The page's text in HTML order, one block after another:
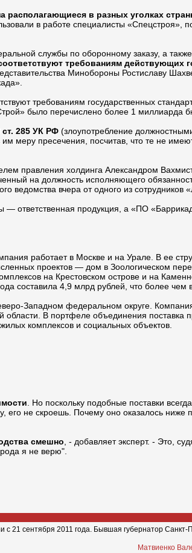
располагающиеся в разных уголках
в работе специалисты «Спецстроя»,
службы по оборонному заказу, а
требованиям действующих
Минобороны Ростиславу
требованиям государственных
было перечислено более 1 миллиарда
285 УК РФ (злоупотребление
меру пресечения, посчитав, что те не
правления холдинга Александром
на должность исполняющего
ведомства вчера от одного из сотрудников
— ответственная продукция, а «ПО
работает в Москве и на Урале. В ее
проектов — дом в Зоологическом
на Крестовском острове и на
составила 4,9 млрд рублей, что более чем
Западном федеральном округе.
В портфеле объединения поставка
комплексов и социальных объектов.
. Но поскольку подобные поставки
его не скроешь. Почему оно оказалось ниже
смешно , - добавляет эксперт. - Это,
я не верю".
21 сентября 2011 года. Бывшая губернатор Санкт-
Матвиенко